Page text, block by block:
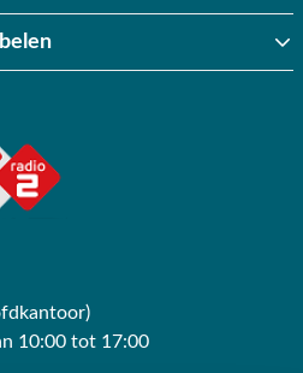
10:00 tot 17:00